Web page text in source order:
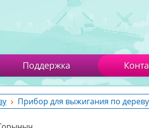
Поддержка
Прибор для выжигания по